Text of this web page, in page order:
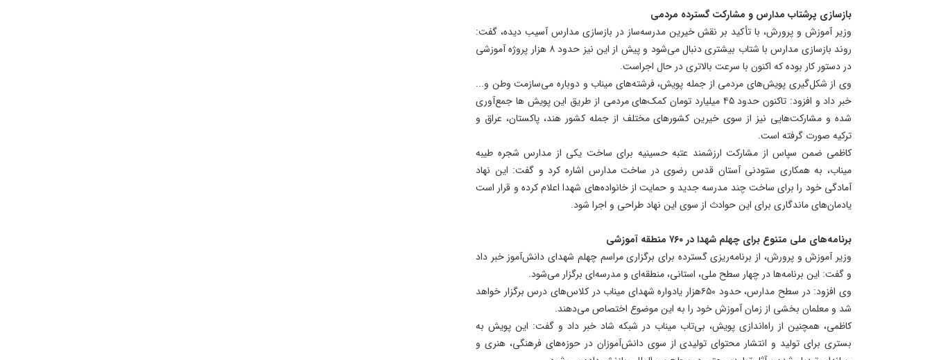
بازسازی پرشتاب مدارس و مشارکت گسترده مردمی
وزیر آموزش و پرورش، با تأکید بر نقش خیرین مدرسه‌ساز در بازسازی مدارس آسیب دیده، گفت:
روند بازسازی مدارس با شتاب بیشتری دنبال می‌شود و پیش از این نیز حدود ۸ هزار پروژه آموزشی
در دستور کار بوده که اکنون با سرعت بالاتری در حال اجراست.
وی از شکل‌گیری پویش‌های مردمی از جمله پویش، فرشته‌های میناب و دوباره می‌سازمت وطن و...
خبر داد و افزود: تاکنون حدود ۴۵ میلیارد تومان کمک‌های مردمی از طریق این پویش ها جمع‌آوری
شده و مشارکت‌هایی نیز از سوی خیرین کشورهای مختلف از جمله کشور هند، پاکستان، عراق و
ترکیه صورت گرفته است.
کاظمی ضمن سپاس از مشارکت ارزشمند عتبه حسینیه برای ساخت یکی از مدارس شجره طیبه
میناب، به همکاری ستودنی آستان قدس رضوی در ساخت مدارس اشاره کرد و گفت: این نهاد
آمادگی خود را برای ساخت چند مدرسه جدید و حمایت از خانواده‌های شهدا اعلام کرده و قرار است
یادمان‌های ماندگاری برای این حوادث از سوی این نهاد طراحی و اجرا شود.
برنامه‌های ملی متنوع برای چهلم شهدا در ۷۶۰ منطقه آموزشی
وزیر آموزش و پرورش، از برنامه‌ریزی گسترده برای برگزاری مراسم چهلم شهدای دانش‌آموز خبر داد
و گفت: این برنامه‌ها در چهار سطح ملی، استانی، منطقه‌ای و مدرسه‌ای برگزار می‌شود.
وی افزود: در سطح مدارس، حدود ۶۵۰هزار یادواره شهدای میناب در کلاس‌های درس برگزار خواهد
شد و معلمان بخشی از زمان آموزش خود را به این موضوع اختصاص می‌دهند.
کاظمی، همچنین از راه‌اندازی پویش، بی‌تاب میناب در شبکه شاد خبر داد و گفت: این پویش به
بستری برای تولید و انتشار محتوای تولیدی از سوی دانش‌آموزان در حوزه‌های فرهنگی، هنری و